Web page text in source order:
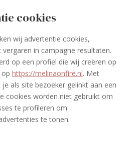
cookies
wij advertentie cookies,
in campagne resultaten.
op een profiel die wij creëren op
https://melinaonfire.nl. Met
als site bezoeker gelinkt aan een
cookies worden niet gebruikt om
te profileren om
te tonen.